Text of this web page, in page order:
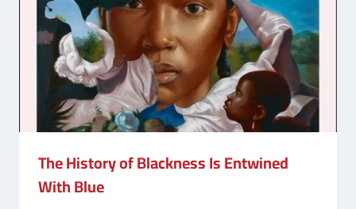
The History of Blackness Is Entwined
With Blue